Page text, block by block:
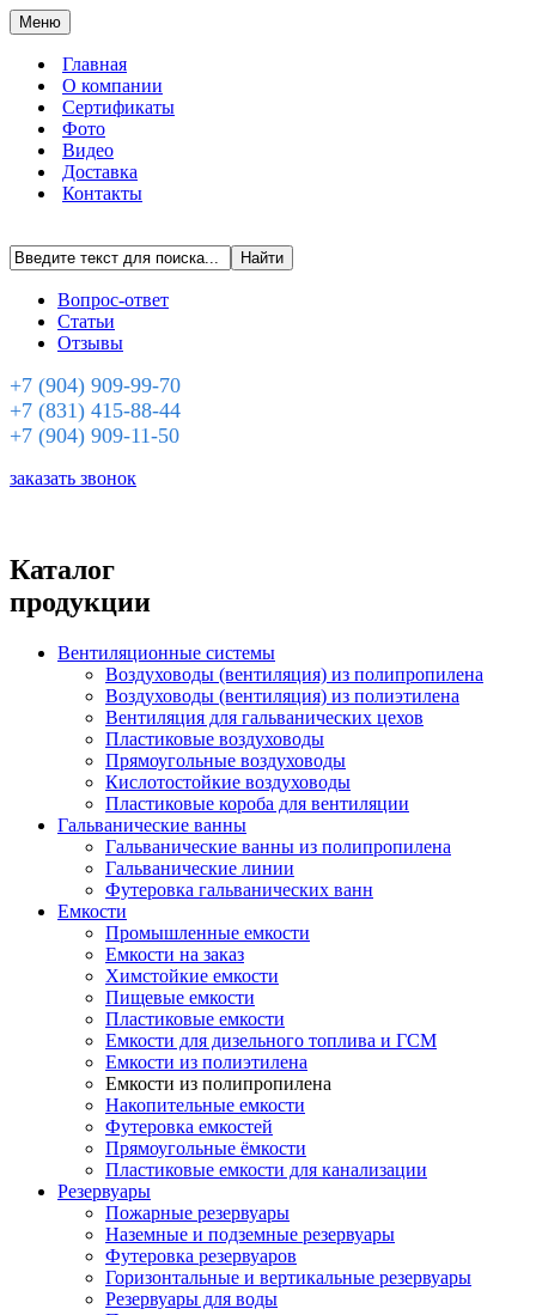
Меню
Главная
О компании
Сертификаты
Фото
Видео
Доставка
Контакты
Вопрос-ответ
Статьи
Отзывы
+7 (904) 909-99-70
+7 (831) 415-88-44
+7 (904) 909-11-50
заказать звонок
Каталог
продукции
Вентиляционные системы
Воздуховоды (вентиляция) из полипропилена
Воздуховоды (вентиляция) из полиэтилена
Вентиляция для гальванических цехов
Пластиковые воздуховоды
Прямоугольные воздуховоды
Кислотостойкие воздуховоды
Пластиковые короба для вентиляции
Гальванические ванны
Гальванические ванны из полипропилена
Гальванические линии
Футеровка гальванических ванн
Емкости
Промышленные емкости
Емкости на заказ
Химстойкие емкости
Пищевые емкости
Пластиковые емкости
Емкости для дизельного топлива и ГСМ
Емкости из полиэтилена
Емкости из полипропилена
Накопительные емкости
Футеровка емкостей
Прямоугольные ёмкости
Пластиковые емкости для канализации
Резервуары
Пожарные резервуары
Наземные и подземные резервуары
Футеровка резервуаров
Горизонтальные и вертикальные резервуары
Резервуары для воды